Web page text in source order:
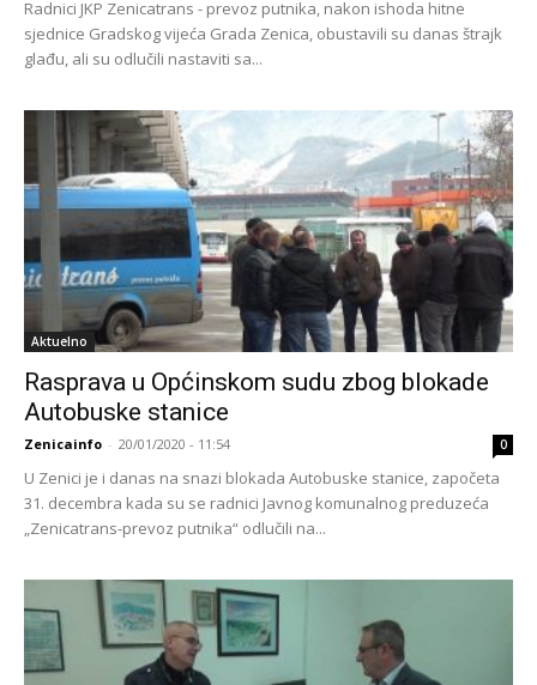
Radnici JKP Zenicatrans - prevoz putnika, nakon ishoda hitne
sjednice Gradskog vijeća Grada Zenica, obustavili su danas štrajk
glađu, ali su odlučili nastaviti sa...
Aktuelno
Rasprava u Općinskom sudu zbog blokade
Autobuske stanice
Zenicainfo - 20/01/2020 - 11:54 0
U Zenici je i danas na snazi blokada Autobuske stanice, započeta
31. decembra kada su se radnici Javnog komunalnog preduzeća
„Zenicatrans-prevoz putnika“ odlučili na...